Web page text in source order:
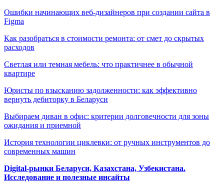
Ошибки начинающих веб-дизайнеров при создании сайта в
Figma
Как разобраться в стоимости ремонта: от смет до скрытых
расходов
Светлая или темная мебель: что практичнее в обычной
квартире
Юристы по взысканию задолженности: как эффективно
вернуть дебиторку в Беларуси
Выбираем диван в офис: критерии долговечности для зоны
ожидания и приемной
История технологии циклевки: от ручных инструментов до
современных машин
Digital-рынки Беларуси, Казахстана, Узбекистана.
Исследование и полезные инсайты